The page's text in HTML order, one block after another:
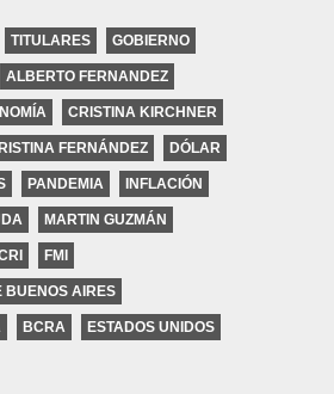
TITULARES GOBIERNO
ALBERTO FERNANDEZ
CRISTINA KIRCHNER
FERNÁNDEZ DÓLAR
PANDEMIA INFLACIÓN
MARTIN GUZMÁN
FMI
BUENOS AIRES
BCRA ESTADOS UNIDOS